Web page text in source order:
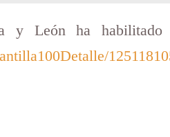
León ha habilitado